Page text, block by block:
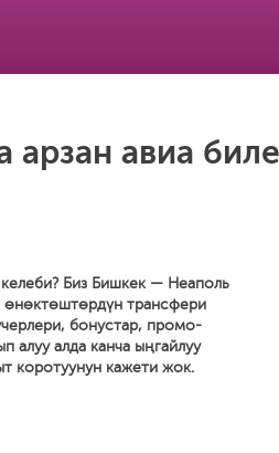
авиа
Биз Бишкек — Неаполь
өнөктөштөрдүн трансфери
бонустар, промо-
алуу алда канча ыңгайлуу
коротуунун кажети жок.